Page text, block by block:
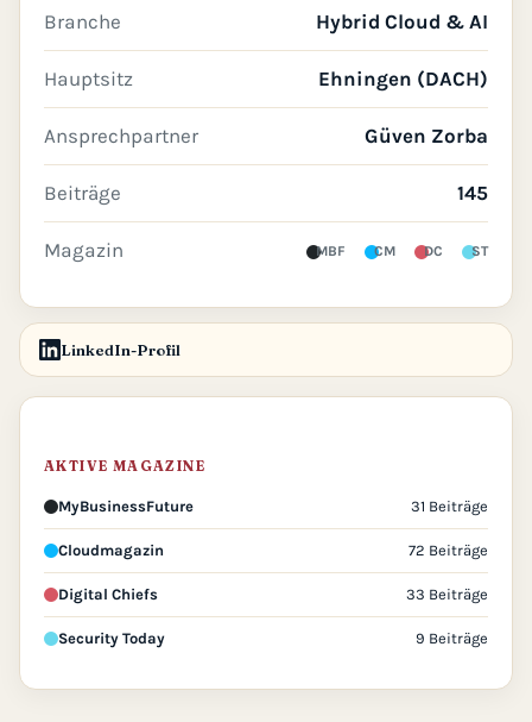
Branche Hybrid Cloud & AI
Hauptsitz Ehningen (DACH)
Ansprechpartner Güven Zorba
Beiträge 145
Magazin MBF CM DC ST
LinkedIn-Profil
AKTIVE MAGAZINE
MyBusinessFuture 31 Beiträge
Cloudmagazin 72 Beiträge
Digital Chiefs 33 Beiträge
Security Today 9 Beiträge